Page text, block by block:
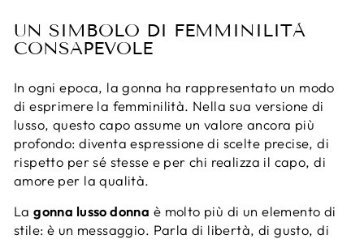
UN SIMBOLO DI FEMMINILITÀ
CONSAPEVOLE
In ogni epoca, la gonna ha rappresentato un modo
di esprimere la femminilità. Nella sua versione di
lusso, questo capo assume un valore ancora più
profondo: diventa espressione di scelte precise, di
rispetto per sé stesse e per chi realizza il capo, di
amore per la qualità.
Lagonna lusso donna è molto più di un elemento di
stile: è un messaggio. Parla di libertà, di gusto, di